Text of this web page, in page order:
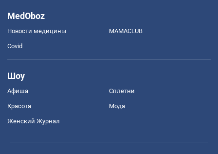
MedOboz
Новости медицины MAMACLUB
Covid
Шоу
Афиша Сплетни
Красота Мода
Женский Журнал